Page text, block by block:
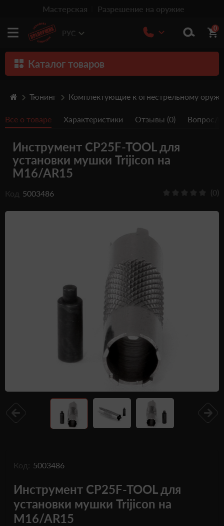
Мастерская Разрешение на оружие
РУС
0
Каталог товаров
Травматическое оружие
Пистолеты
Оптика
Подарочные Сертификати
Тюнинг Комплектующие к огнестрельному
Все о товаре Характеристики Отзывы (0) Вопрос/
Инструмент CP25F-TOOL для
установки мушки Trijicon на
M16/AR15
Код 5003486 (0)
Код: 5003486
Инструмент CP25F-TOOL для
установки мушки Trijicon на
M16/AR15